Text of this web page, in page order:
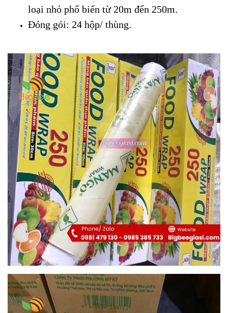
loại nhỏ phổ biến từ 20m đến 250m.
Đóng gói: 24 hộp/ thùng.